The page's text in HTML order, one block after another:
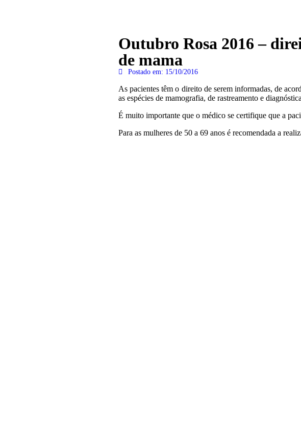
Outubro Rosa 2016 –
de mama
Postado em: 15/10/2016
As pacientes têm o direito de serem informadas, de
as espécies de mamografia, de rastreamento e
É muito importante que o médico se certifique que a
Para as mulheres de 50 a 69 anos é recomendada a